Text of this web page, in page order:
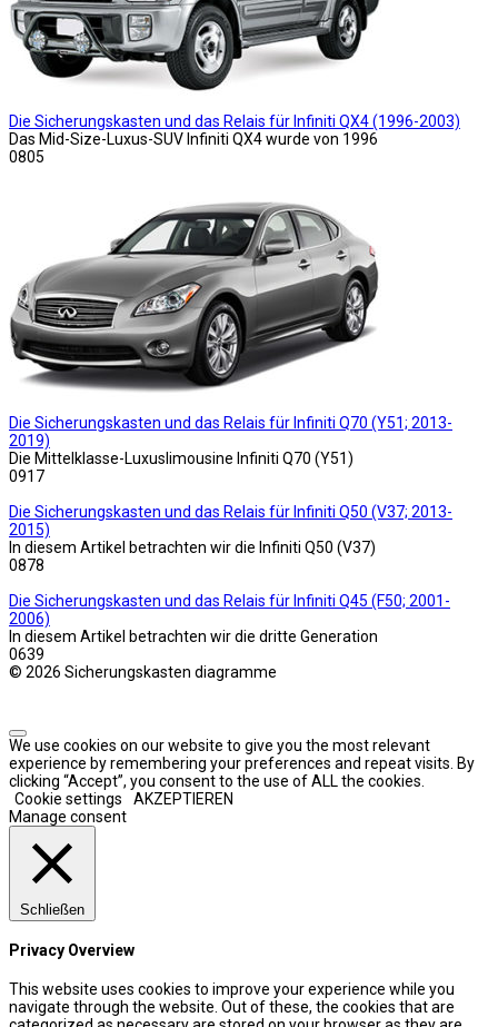
Die Sicherungskasten und das Relais für Infiniti QX4 (1996-2003)
Das Mid-Size-Luxus-SUV Infiniti QX4 wurde von 1996
0805
Die Sicherungskasten und das Relais für Infiniti Q70 (Y51; 2013-
2019)
Die Mittelklasse-Luxuslimousine Infiniti Q70 (Y51)
0917
Die Sicherungskasten und das Relais für Infiniti Q50 (V37; 2013-
2015)
In diesem Artikel betrachten wir die Infiniti Q50 (V37)
0878
Die Sicherungskasten und das Relais für Infiniti Q45 (F50; 2001-
2006)
In diesem Artikel betrachten wir die dritte Generation
0639
© 2026 Sicherungskasten diagramme
We use cookies on our website to give you the most relevant
experience by remembering your preferences and repeat visits. By
clicking “Accept”, you consent to the use of ALL the cookies.
Cookie settings
AKZEPTIEREN
Manage consent
Schließen
Privacy Overview
This website uses cookies to improve your experience while you
navigate through the website. Out of these, the cookies that are